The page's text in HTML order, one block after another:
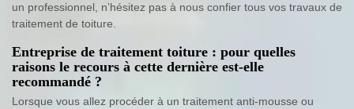
un professionnel, n’hésitez pas à nous confier tous vos travaux de
traitement de toiture.
Entreprise de traitement toiture : pour quelles
raisons le recours à cette dernière est-elle
recommandé ?
Lorsque vous allez procéder à un traitement anti-mousse ou